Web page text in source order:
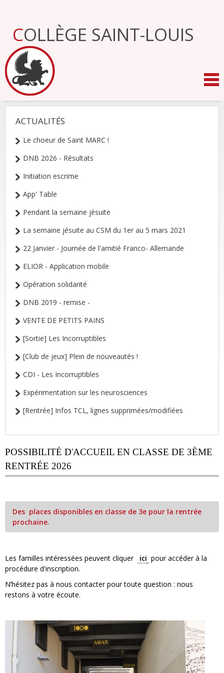
Aller
navigation
COLLÈGE SAINT-LOUIS
NAVIGATION
ACTUALITÉS
Le choeur de Saint MARC !
DNB 2026 - Résultats
Initiation escrime
App' Table
Pendant la semaine jésuite
La semaine jésuite au CSM du 1er au 5 mars 2021
22 Janvier - Journée de l'amitié Franco- Allemande
ELIOR - Application mobile
Opération solidarité
DNB 2019 - remise -
VENTE DE PETITS PAINS
[Sortie] Les Incorruptibles
[Club de jeux] Plein de nouveautés !
CDI - Les Incorruptibles
Expérimentation sur les neurosciences
[Rentrée] Infos TCL, lignes supprimées/modifiées
POSSIBILITÉ D'ACCUEIL EN CLASSE DE 3ÈME
RENTRÉE 2026
Des places disponibles en classe de 3e pour la rentrée
prochaine.
Les familles intéressées peuvent cliquer ici pour accéder à la
procédure d'inscription.
N’hésitez pas à nous contacter pour toute question : nous
restons à votre écoute.